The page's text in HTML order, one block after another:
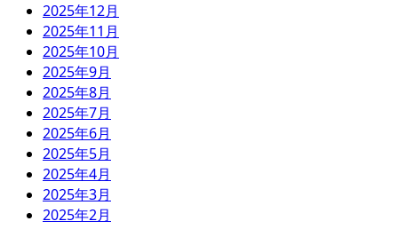
2025年12月
2025年11月
2025年10月
2025年9月
2025年8月
2025年7月
2025年6月
2025年5月
2025年4月
2025年3月
2025年2月